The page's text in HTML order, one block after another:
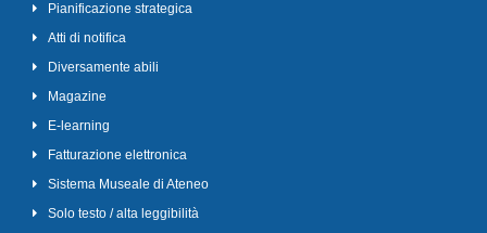
Pianificazione strategica
Atti di notifica
Diversamente abili
Magazine
E-learning
Fatturazione elettronica
Sistema Museale di Ateneo
Solo testo / alta leggibilità